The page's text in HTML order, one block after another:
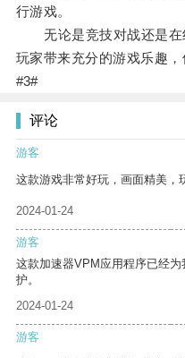
行游戏。
无论是竞技对战还是在
玩家带来充分的游戏乐趣，
#3#
评论
游客
这款游戏非常好玩，画面精美，
2024-01-24
游客
这款加速器VPM应用程序已经
护。
2024-01-24
游客